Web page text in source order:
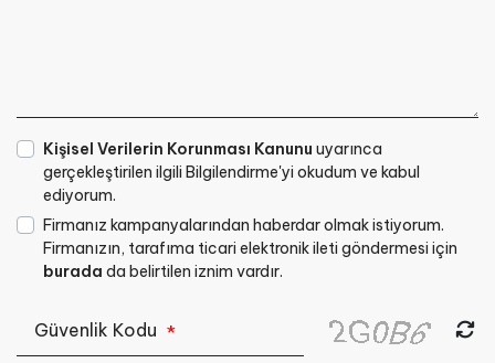
Kişisel Verilerin Korunması Kanunu uyarınca
gerçekleştirilen ilgili Bilgilendirme'yi okudum ve kabul
ediyorum.
Firmanız kampanyalarından haberdar olmak istiyorum.
Firmanızın, tarafıma ticari elektronik ileti göndermesi için
burada da belirtilen iznim vardır.
Güvenlik Kodu *